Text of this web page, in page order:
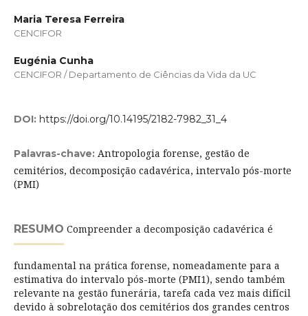
Maria Teresa Ferreira
CENCIFOR
Eugénia Cunha
CENCIFOR / Departamento de Ciências da Vida da UC
DOI: https://doi.org/10.14195/2182-7982_31_4
Palavras-chave: Antropologia forense, gestão de
cemitérios, decomposição cadavérica, intervalo pós-morte
(PMI)
RESUMO Compreender a decomposição cadavérica é
fundamental na prática forense, nomeadamente para a
estimativa do intervalo pós-morte (PMI1), sendo também
relevante na gestão funerária, tarefa cada vez mais difícil
devido à sobrelotação dos cemitérios dos grandes centros